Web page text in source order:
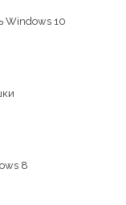
Windows 10
8